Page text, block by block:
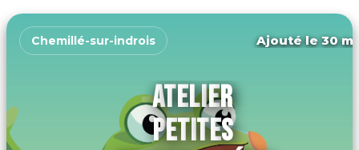
Chemillé-sur-indrois Ajouté le 30
ATELIER
PETITES